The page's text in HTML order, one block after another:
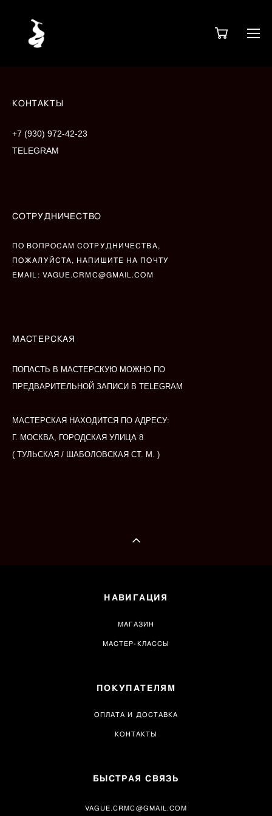
КОНТАКТЫ
+7 (930) 972-42-23
TELEGRAM
СОТРУДНИЧЕСТВО
ПО ВОПРОСАМ СОТРУДНИЧЕСТВА,
ПОЖАЛУЙСТА, НАПИШИТЕ НА ПОЧТУ
EMAIL: VAGUE.CRMC@GMAIL.COM
МАСТЕРСКАЯ
ПОПАСТЬ В МАСТЕРСКУЮ МОЖНО ПО
ПРЕДВАРИТЕЛЬНОЙ ЗАПИСИ В TELEGRAM
МАСТЕРСКАЯ НАХОДИТСЯ ПО АДРЕСУ:
Г. МОСКВА, ГОРОДСКАЯ УЛИЦА 8
( ТУЛЬСКАЯ / ШАБОЛОВСКАЯ СТ. М. )
НАВИГАЦИЯ
МАГАЗИН
МАСТЕР-КЛАССЫ
ПОКУПАТЕЛЯМ
ОПЛАТА И ДОСТАВКА
КОНТАКТЫ
БЫСТРАЯ СВЯЗЬ
VAGUE.CRMC@GMAIL.COM